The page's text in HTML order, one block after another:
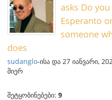
asks Do
Esperanto
someone
does
sudanglo-ისა და 27 იანვარი,
მიერ
შეტყობინებები: 9